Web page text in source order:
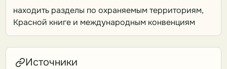
находить разделы по охраняемым территориям,
Красной книге и международным конвенциям
Источники